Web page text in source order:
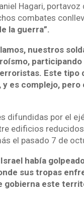
Hagari,
combates
la guerra”.
nuestros
Este tipo
es complejo,
difundidas por el
edificios
el pasado 7 de
había
sus tropas
gobierna este